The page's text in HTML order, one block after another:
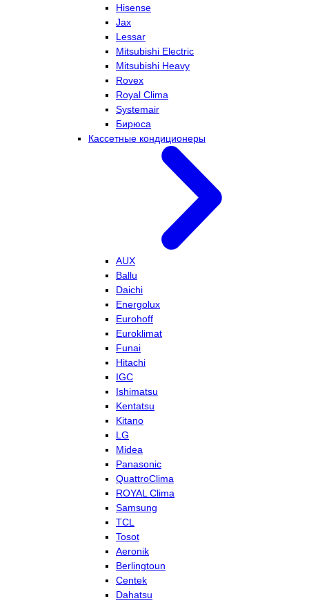
Hisense
Jax
Lessar
Mitsubishi Electric
Mitsubishi Heavy
Rovex
Royal Clima
Systemair
Бирюса
Кассетные кондиционеры
AUX
Ballu
Daichi
Energolux
Eurohoff
Euroklimat
Funai
Hitachi
IGC
Ishimatsu
Kentatsu
Kitano
LG
Midea
Panasonic
QuattroClima
ROYAL Clima
Samsung
TCL
Tosot
Aeronik
Berlingtoun
Centek
Dahatsu